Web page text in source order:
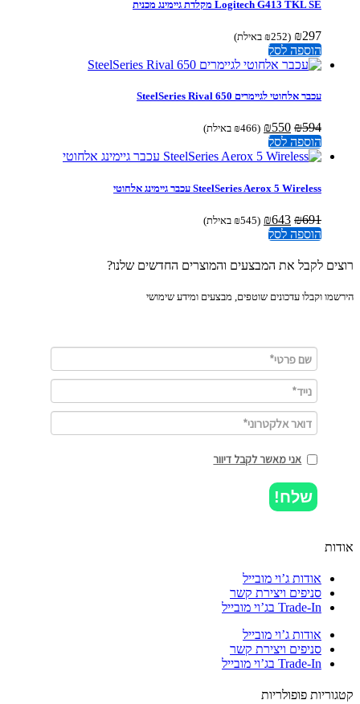
Logitech G413 TKL SE מקלדת גיימינג מכנית
₪
(
₪ 252 באילת)
הוספה לסל
עכבר אלחוטי לגיימרים SteelSeries Rival 650
₪המחיר
המקורי
היה:
₪ 550
המחיר
הנוכחי
הוא:
(
₪ 466 באילת)
הוספה לסל
SteelSeries Aerox 5 Wireless עכבר גיימינג אלחוטי
₪המחיר
המקורי
₪691.
₪ 643
המחיר
הנוכחי
₪643.
(
₪ 545 באילת)
הוספה לסל
לקבל את המבצעים והמוצרים החדשים שלנו?
וקבלו עדכונים שוטפים, מבצעים ומידע שימושי
אני מאשר לקבל דיוור
שלח!
אודות ג’וי מובייל
סניפים ויצירת קשר
Trade-In בג’וי מובייל
אודות ג’וי מובייל
סניפים ויצירת קשר
Trade-In בג’וי מובייל
פופולריות